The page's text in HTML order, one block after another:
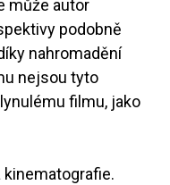
může autor
podobně
nahromadění
nejsou tyto
filmu, jako
kinematografie.